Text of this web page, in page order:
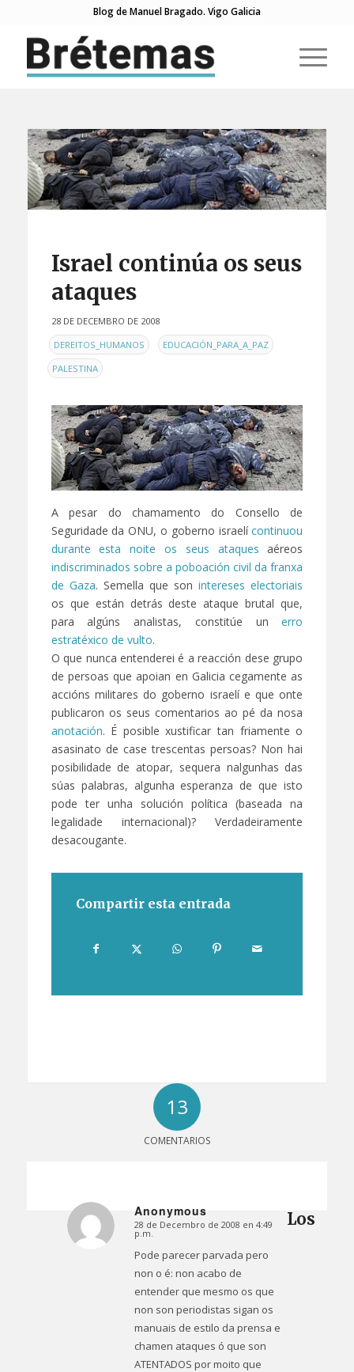
Blog de Manuel Bragado. Vigo Galicia
Israel continúa os seus
ataques
28 DE DECEMBRO DE 2008
ENDEREITOS_HUMANOS , EDUCACIÓN_PARA_A_PAZ ,
PALESTINA
A pesar do chamamento do Consello de
Seguridade da ONU, o goberno israelícontinuou
durante esta noite os seus ataques aéreos
indiscriminados sobre a poboación civil da franxa
de Gaza. Semella que sonintereses electoriais
os que están detrás deste ataque brutal que,
para algúns analistas, constitúe unerro
estratéxico de vulto.
O que nunca entenderei é a reacción dese grupo
de persoas que apoian en Galicia cegamente as
accións militares do goberno israelí e que onte
publicaron os seus comentarios ao pé da nosa
anotación. É posible xustificar tan friamente o
asasinato de case trescentas persoas? Non hai
posibilidade de atopar, sequera nalgunhas das
súas palabras, algunha esperanza de que isto
pode ter unha solución política (baseada na
legalidade internacional)? Verdadeiramente
desacougante.
Compartir esta entrada
13
COMENTARIOS
Anonymous
Dice:
28 de Decembro de 2008 en 4:49
p.m.
Pode parecer parvada pero
non o é: non acabo de
entender que mesmo os que
non son periodistas sigan os
manuais de estilo da prensa e
chamen ataques ó que son
ATENTADOS por moito que
Los